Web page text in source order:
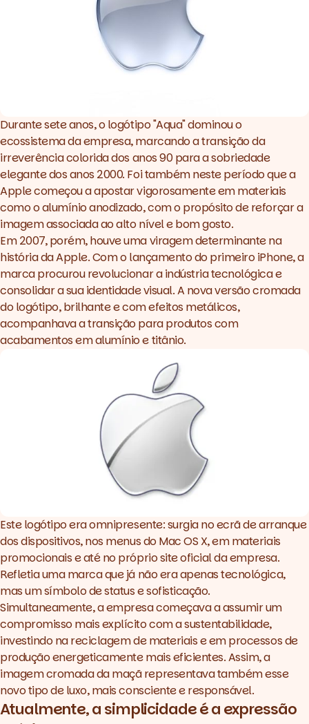
Durante sete anos, o logótipo "Aqua" dominou o
ecossistema da empresa, marcando a transição da
irreverência colorida dos anos 90 para a sobriedade
elegante dos anos 2000. Foi também neste período que a
Apple começou a apostar vigorosamente em materiais
como o alumínio anodizado, com o propósito de reforçar a
imagem associada ao alto nível e bom gosto.
Em 2007, porém, houve uma viragem determinante na
história da Apple. Com o lançamento do primeiro iPhone, a
marca procurou revolucionar a indústria tecnológica e
consolidar a sua identidade visual. A nova versão cromada
do logótipo, brilhante e com efeitos metálicos,
acompanhava a transição para produtos com
acabamentos em alumínio e titânio.
Este logótipo era omnipresente: surgia no ecrã de arranque
dos dispositivos, nos menus do Mac OS X, em materiais
promocionais e até no própriositeoficial da empresa.
Refletia uma marca que já não era apenas tecnológica,
mas um símbolo destatuse sofisticação.
Simultaneamente, a empresa começava a assumir um
compromisso mais explícito com a sustentabilidade,
investindo na reciclagem de materiais e em processos de
produção energeticamente mais eficientes. Assim, a
imagem cromada da maçã representava também esse
novo tipo de luxo, mais consciente e responsável.
Atualmente, a simplicidade é a expressão